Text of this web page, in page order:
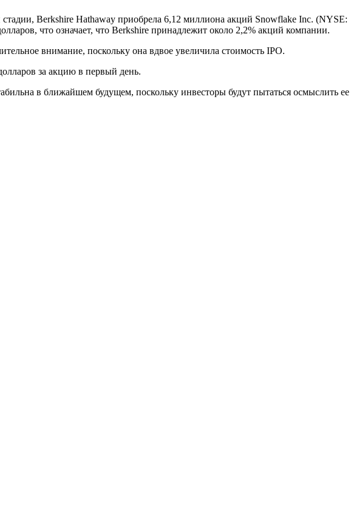
Berkshire Hathaway приобрела 6,12 миллиона акций Snowflake Inc. (NYSE:
что означает, что Berkshire принадлежит около 2,2% акций компании.
внимание, поскольку она вдвое увеличила стоимость IPO.
за акцию в первый день.
в ближайшем будущем, поскольку инвесторы будут пытаться осмыслить ее